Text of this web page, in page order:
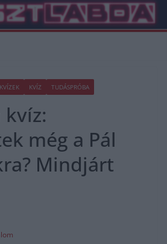
KVÍZ TUDÁSPRÓBA
még a Pál
Mindjárt